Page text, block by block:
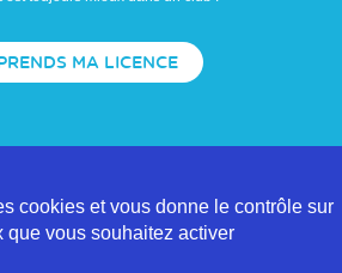
MA LICENCE
cookies et vous donne le contrôle sur
que vous souhaitez activer